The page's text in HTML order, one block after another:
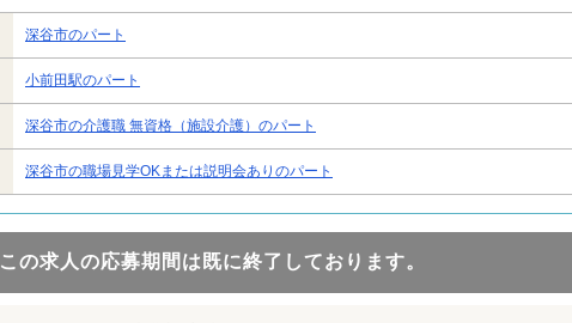
深谷市のパート
小前田駅のパート
深谷市の介護職 無資格（施設介護）のパート
深谷市の職場見学OKまたは説明会ありのパート
この求人の応募期間は既に終了しております。